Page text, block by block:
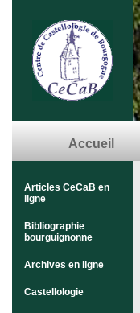
Accueil
Articles CeCaB en
ligne
Bibliographie
bourguignonne
Archives en ligne
Castellologie